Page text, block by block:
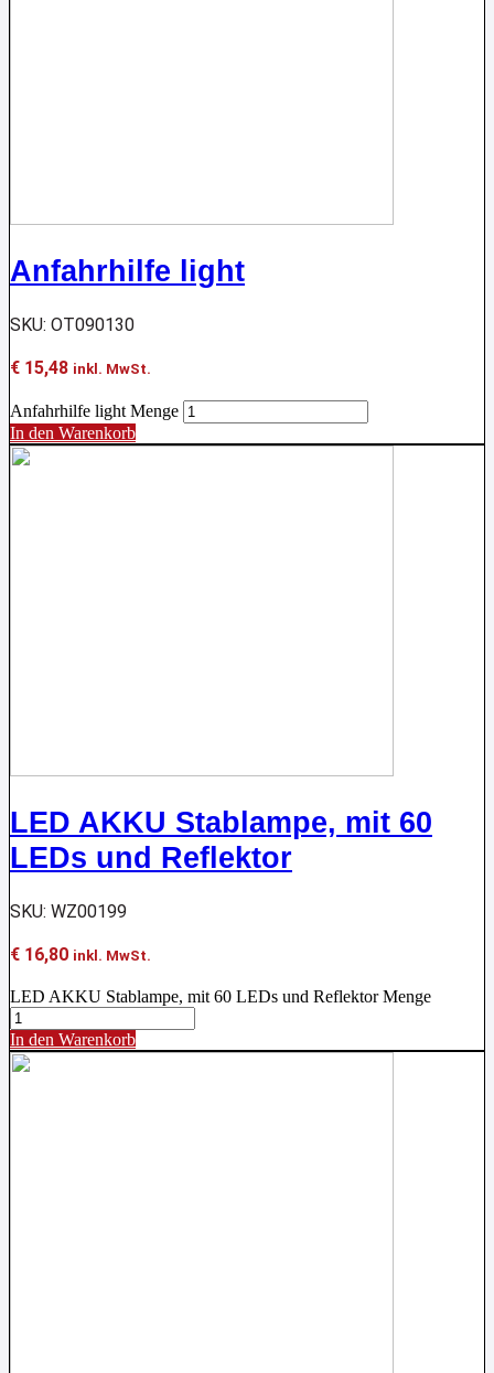
Anfahrhilfe light
SKU: OT090130
€ 15,48 inkl. MwSt.
Anfahrhilfe light Menge
In den Warenkorb
LED AKKU Stablampe, mit 60
LEDs und Reflektor
SKU: WZ00199
€ 16,80 inkl. MwSt.
LED AKKU Stablampe, mit 60 LEDs und Reflektor Menge
In den Warenkorb